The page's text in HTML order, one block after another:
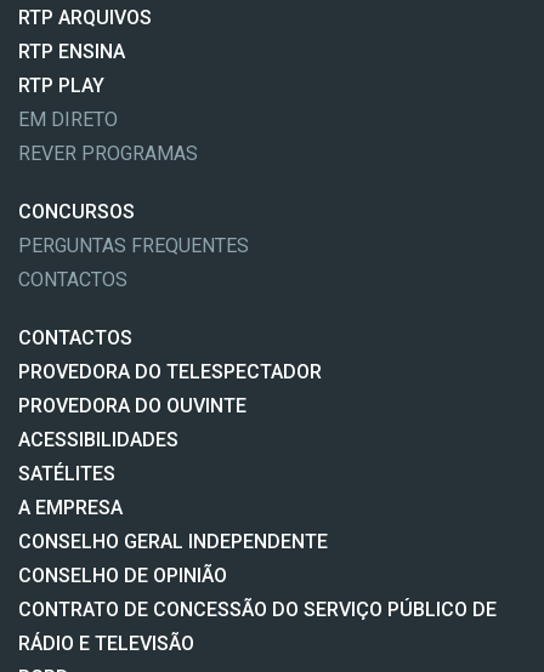
RTP ARQUIVOS
RTP ENSINA
RTP PLAY
EM DIRETO
REVER PROGRAMAS
CONCURSOS
PERGUNTAS FREQUENTES
CONTACTOS
CONTACTOS
PROVEDORA DO TELESPECTADOR
PROVEDORA DO OUVINTE
ACESSIBILIDADES
SATÉLITES
A EMPRESA
CONSELHO GERAL INDEPENDENTE
CONSELHO DE OPINIÃO
CONTRATO DE CONCESSÃO DO SERVIÇO PÚBLICO DE
RÁDIO E TELEVISÃO